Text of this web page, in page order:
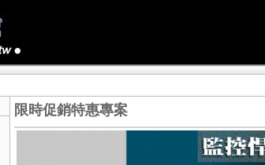
限時促銷特惠專案